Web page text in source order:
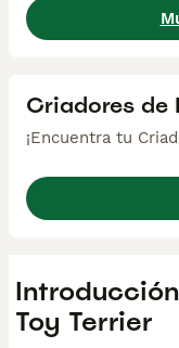
Criadores de
¡Encuentra tu
Toy Terrier